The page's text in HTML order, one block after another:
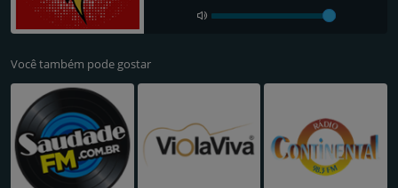
Você também pode gostar